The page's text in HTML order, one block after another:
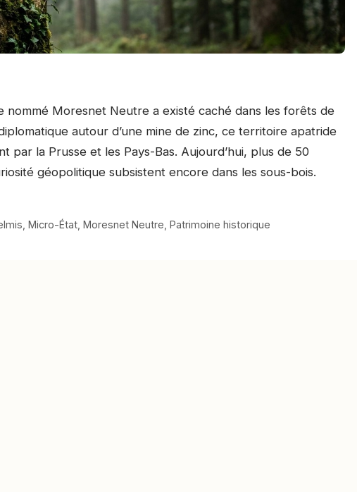
nommé Moresnet Neutre a existé caché dans les forêts de
autour d’une mine de zinc, ce territoire apatride
par la Prusse et les Pays-Bas. Aujourd’hui, plus de 50
géopolitique subsistent encore dans les sous-bois.
Micro-État, Moresnet Neutre Patrimoine historique